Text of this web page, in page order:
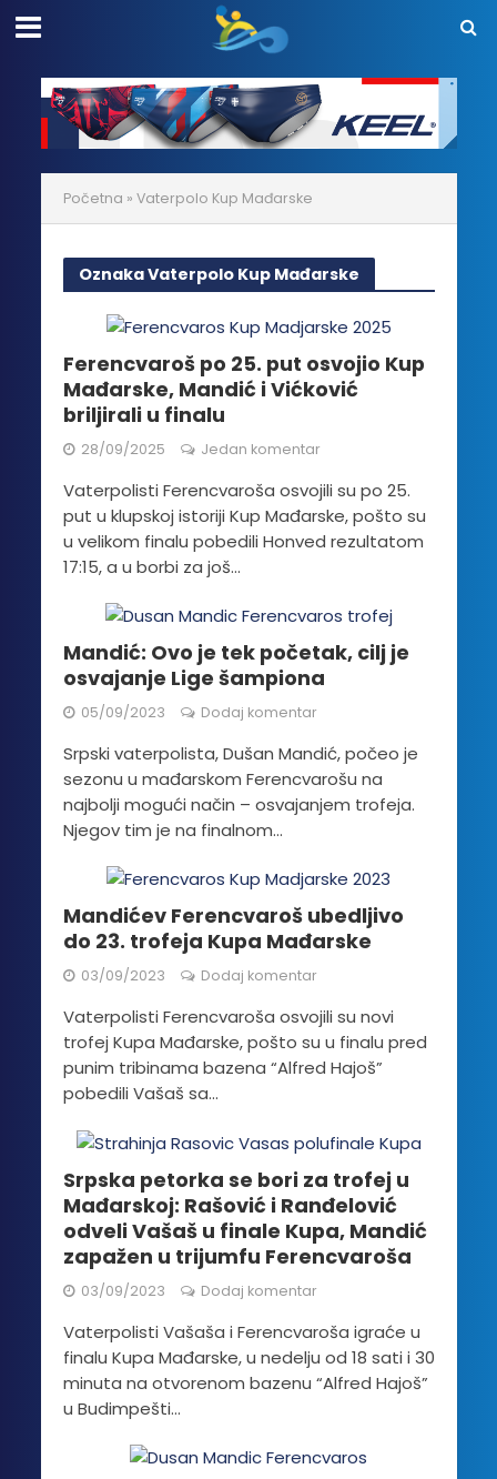
Početna » Vaterpolo Kup Mađarske
Oznaka Vaterpolo Kup Mađarske
Ferencvaroš po 25. put osvojio Kup
Mađarske, Mandić i Vićković
briljirali u finalu
28/09/2025 Jedan komentar
Vaterpolisti Ferencvaroša osvojili su po 25.
put u klupskoj istoriji Kup Mađarske, pošto su
u velikom finalu pobedili Honved rezultatom
17:15, a u borbi za još...
Mandić: Ovo je tek početak, cilj je
osvajanje Lige šampiona
05/09/2023 Dodaj komentar
Srpski vaterpolista, Dušan Mandić, počeo je
sezonu u mađarskom Ferencvarošu na
najbolji mogući način – osvajanjem trofeja.
Njegov tim je na finalnom...
Mandićev Ferencvaroš ubedljivo
do 23. trofeja Kupa Mađarske
03/09/2023 Dodaj komentar
Vaterpolisti Ferencvaroša osvojili su novi
trofej Kupa Mađarske, pošto su u finalu pred
punim tribinama bazena “Alfred Hajoš”
pobedili Vašaš sa...
Srpska petorka se bori za trofej u
Mađarskoj: Rašović i Ranđelović
odveli Vašaš u finale Kupa, Mandić
zapažen u trijumfu Ferencvaroša
03/09/2023 Dodaj komentar
Vaterpolisti Vašaša i Ferencvaroša igraće u
finalu Kupa Mađarske, u nedelju od 18 sati i 30
minuta na otvorenom bazenu “Alfred Hajoš”
u Budimpešti...